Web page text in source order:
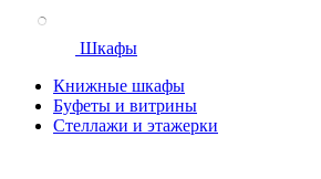
Шкафы
Книжные шкафы
Буфеты и витрины
Стеллажи и этажерки